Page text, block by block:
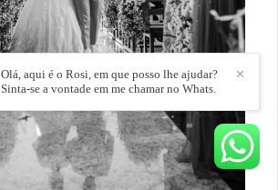
✕
Olá, aqui é o Rosi, em que posso lhe ajudar?
Sinta-se a vontade em me chamar no Whats.